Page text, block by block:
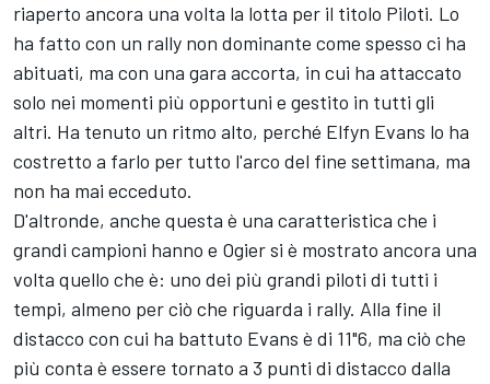
riaperto ancora una volta la lotta per il titolo Piloti. Lo
ha fatto con un rally non dominante come spesso ci ha
abituati, ma con una gara accorta, in cui ha attaccato
solo nei momenti più opportuni e gestito in tutti gli
altri. Ha tenuto un ritmo alto, perché Elfyn Evans lo ha
costretto a farlo per tutto l'arco del fine settimana, ma
non ha mai ecceduto.
D'altronde, anche questa è una caratteristica che i
grandi campioni hanno e Ogier si è mostrato ancora una
volta quello che è: uno dei più grandi piloti di tutti i
tempi, almeno per ciò che riguarda i rally. Alla fine il
distacco con cui ha battuto Evans è di 11"6, ma ciò che
più conta è essere tornato a 3 punti di distacco dalla